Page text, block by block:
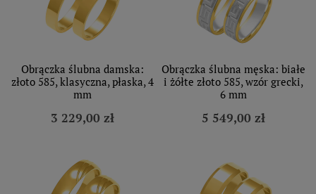
Obrączka ślubna damska:
złoto 585, klasyczna, płaska, 4
mm
3 229,00 zł
Obrączka ślubna męska: białe
i żółte złoto 585, wzór grecki,
6 mm
5 549,00 zł